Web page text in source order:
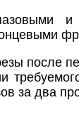
и
после
за два